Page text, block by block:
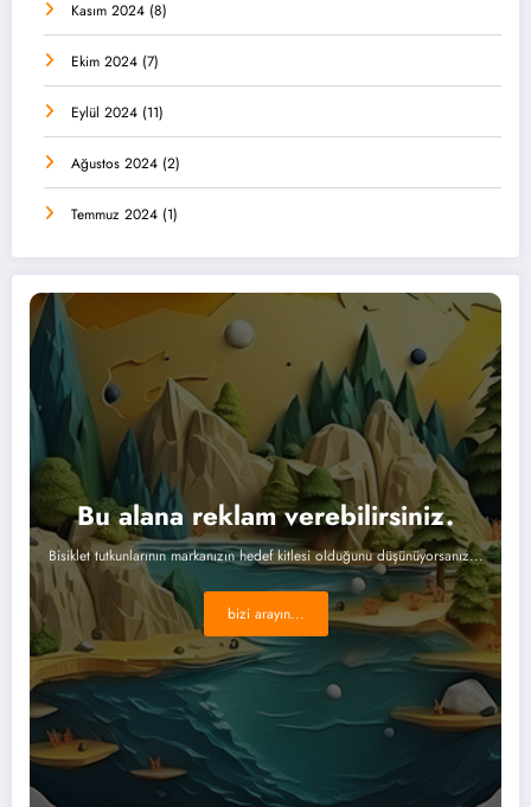
Kasım 2024 (8)
Ekim 2024 (7)
Eylül 2024 (11)
Ağustos 2024 (2)
Temmuz 2024 (1)
Bu alana reklam verebilirsiniz.
Bisiklet tutkunlarının markanızın hedef kitlesi olduğunu düşünüyorsanız...
bizi arayın...